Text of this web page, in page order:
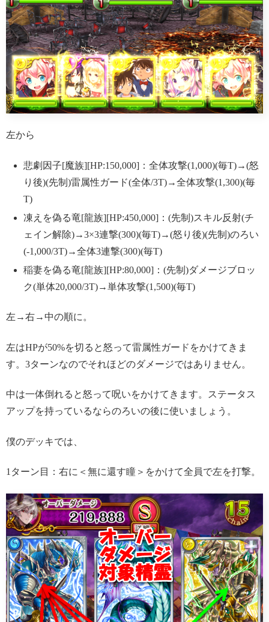
左から
悲劇因子[魔族][HP:150,000]：全体攻撃(1,000)(毎T)→(怒
り後)(先制)雷属性ガード(全体/3T)→全体攻撃(1,300)(毎
T)
凍えを偽る竜[龍族][HP:450,000]：(先制)スキル反射(チ
ェイン解除)→3×3連撃(300)(毎T)→(怒り後)(先制)のろい
(-1,000/3T)→全体3連撃(300)(毎T)
稲妻を偽る竜[龍族][HP:80,000]：(先制)ダメージブロッ
ク(単体20,000/3T)→単体攻撃(1,500)(毎T)
左→右→中の順に。
左はHPが50%を切ると怒って雷属性ガードをかけてきま
す。3ターンなのでそれほどのダメージではありません。
中は一体倒れると怒って呪いをかけてきます。ステータス
アップを持っているならのろいの後に使いましょう。
僕のデッキでは、
1ターン目：右に＜無に還す瞳＞をかけて全員で左を打撃。